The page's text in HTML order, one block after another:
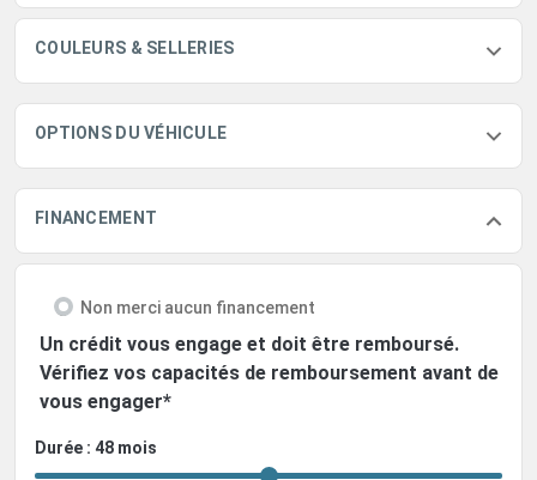
COULEURS & SELLERIES
OPTIONS DU VÉHICULE
FINANCEMENT
Non merci aucun financement
Un crédit vous engage et doit être remboursé.
Vérifiez vos capacités de remboursement avant de
vous engager*
Durée : 48 mois